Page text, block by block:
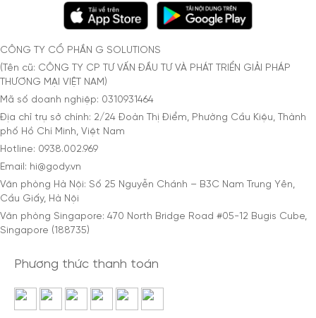
CÔNG TY CỔ PHẦN G SOLUTIONS
(Tên cũ: CÔNG TY CP TƯ VẤN ĐẦU TƯ VÀ PHÁT TRIỂN GIẢI PHÁP
THƯƠNG MẠI VIỆT NAM)
Mã số doanh nghiệp: 0310931464
Địa chỉ trụ sở chính: 2/24 Đoàn Thị Điểm, Phường Cầu Kiệu, Thành
phố Hồ Chí Minh, Việt Nam
Hotline: 0938.002.969
Email: hi@gody.vn
Văn phòng Hà Nội: Số 25 Nguyễn Chánh – B3C Nam Trung Yên,
Cầu Giấy, Hà Nội
Văn phòng Singapore: 470 North Bridge Road #05-12 Bugis Cube,
Singapore (188735)
Phương thức thanh toán